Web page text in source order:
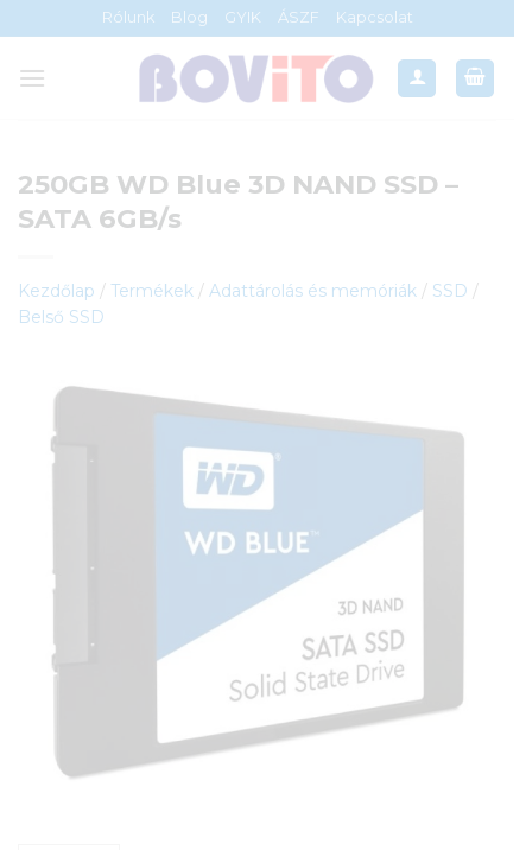
to
content
Rólunk Blog GYIK ÁSZF Kapcsolat
250GB WD Blue 3D NAND SSD –
SATA 6GB/s
Kezdőlap / Termékek / Adattárolás és memóriák / SSD /
Belső SSD